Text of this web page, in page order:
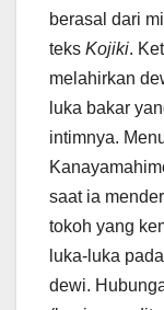
berasal dari
teks Kojiki.
melahirkan
luka bakar
intimnya.
saat ia
tokoh yang
luka-luka
dewi.